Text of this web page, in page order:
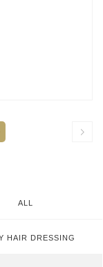
ALL
HAIR DRESSING